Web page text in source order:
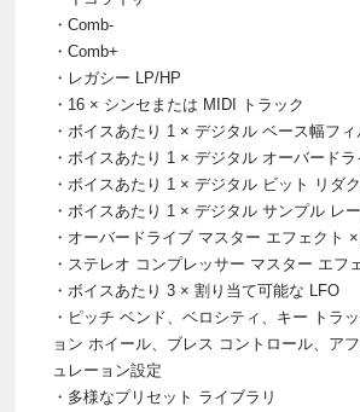
・Comb-
・Comb+
・レガシー LP/HP
・16 × シンセまたは MIDI トラック
・ボイスあたり 1 × デジタル ベース幅フィ
・ボイスあたり 1 × デジタル オーバードラ
・ボイスあたり 1 × デジタル ビット リダ
・ボイスあたり 1 × デジタル サンプル レ
・オーバードライブ マスター エフェクト
・ステレオ コンプレッサー マスター エフ
・ボイスあたり 3 × 割り当て可能な LFO
・ピッチ ベンド、ベロシティ、キー トラ
ョン ホイール、ブレス コントロール、ア
ュレーョン設定
・多様なプリセット ライブラリ